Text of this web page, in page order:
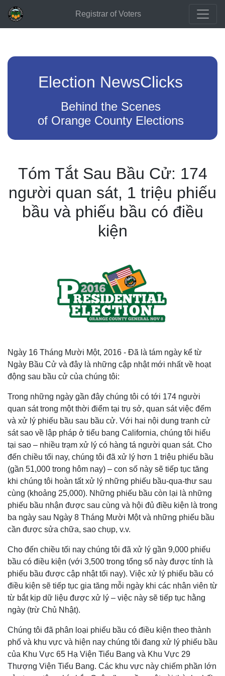
Registrar of Voters
Election NewsClicks
Behind the Scenes
of Orange County Elections
Tóm Tắt Sau Bầu Cử: 174
người quan sát, 1 triệu phiếu
bầu và phiếu bầu có điều
kiện
Ngày 16 Tháng Mười Một, 2016 - Đã là tám ngày kể từ
Ngày Bầu Cử và đây là những cập nhật mới nhất về hoạt
động sau bầu cử của chúng tôi:
Trong những ngày gần đây chúng tôi có tới 174 người
quan sát trong một thời điểm tại trụ sở, quan sát việc đếm
và xử lý phiếu bầu sau bầu cử. Với hai nội dung tranh cử
sát sao về lập pháp ở tiểu bang California, chúng tôi hiểu
tại sao – nhiều trạm xử lý có hàng tá người quan sát. Cho
đến chiều tối nay, chúng tôi đã xử lý hơn 1 triệu phiếu bầu
(gần 51,000 trong hôm nay) – con số này sẽ tiếp tục tăng
khi chúng tôi hoàn tất xử lý những phiếu bầu-qua-thư sau
cùng (khoảng 25,000). Những phiếu bầu còn lại là những
phiếu bầu nhận được sau cùng và hội đủ điều kiện là trong
ba ngày sau Ngày 8 Tháng Mười Một và những phiếu bầu
cần được sửa chữa, sao chụp, v.v.
Cho đến chiều tối nay chúng tôi đã xử lý gần 9,000 phiếu
bầu có điều kiện (với 3,500 trong tổng số này được tính là
phiếu bầu được cập nhật tối nay). Việc xử lý phiếu bầu có
điều kiện sẽ tiếp tục gia tăng mỗi ngày khi các nhân viên từ
từ bắt kịp dữ liệu được xử lý – việc này sẽ tiếp tục hằng
ngày (trừ Chủ Nhật).
Chúng tôi đã phân loại phiếu bầu có điều kiện theo thành
phố và khu vực và hiện nay chúng tôi đang xử lý phiếu bầu
của Khu Vực 65 Hạ Viện Tiểu Bang và Khu Vực 29
Thượng Viện Tiểu Bang. Các khu vực này chiếm phần lớn